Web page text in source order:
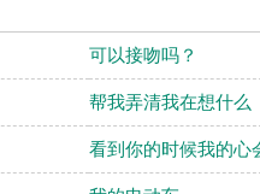
可以接吻吗？
帮我弄清我在想什么
看到你的时候我的心